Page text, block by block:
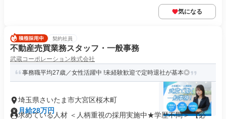
気になる
契約社員
不動産売買業務スタッフ・一般事務
武蔵コーポレーション株式会社
事務職平均27歳／女性活躍中 !未経験歓迎で定時退社が基本◎
埼玉県さいたま市大宮区桜木町
月給28万円
求めている人材 ＜人柄重視の採用実施中★学歴不問＞ 【必